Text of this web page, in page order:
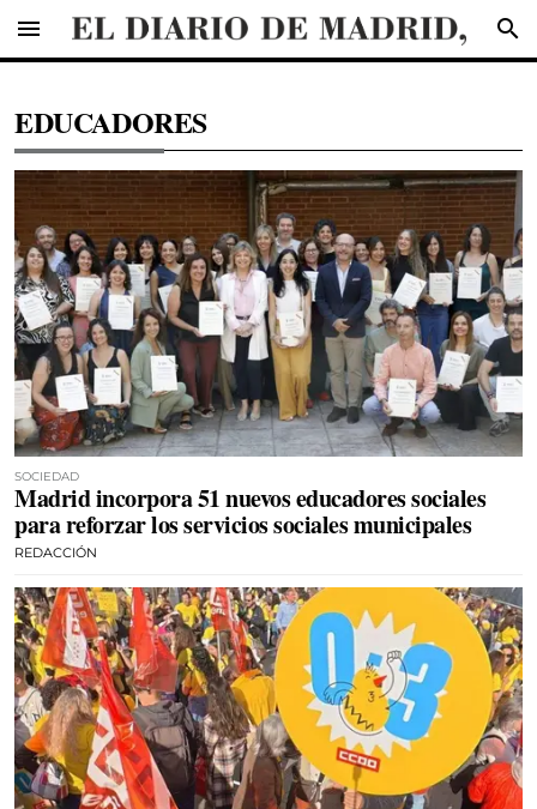
menu search
EDUCADORES
SOCIEDAD
Madrid incorpora 51 nuevos educadores sociales
para reforzar los servicios sociales municipales
REDACCIÓN